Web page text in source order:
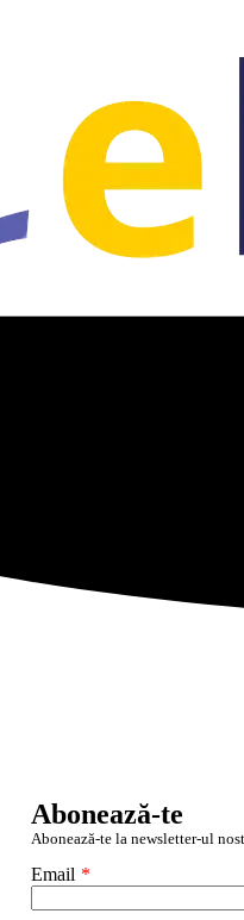
Abonează-te
Abonează-te la newsletter-ul
Email *